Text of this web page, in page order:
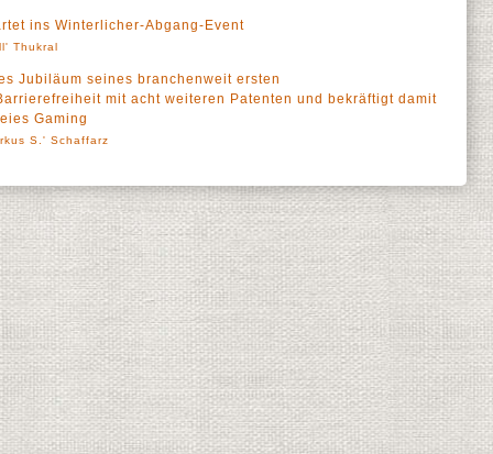
ins Winterlicher-Abgang-Event
Thukral
Jubiläum seines branchenweit ersten
mit acht weiteren Patenten und bekräftigt damit
Gaming
S.' Schaffarz